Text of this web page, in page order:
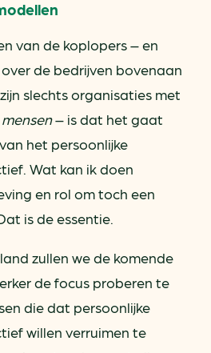
van de koplopers – en
de bedrijven bovenaan
slechts organisaties met
mensen– is dat het gaat
het persoonlijke
Wat kan ik doen
en rol om toch een
is de essentie.
zullen we de komende
de focus proberen te
die dat persoonlijke
willen verruimen te